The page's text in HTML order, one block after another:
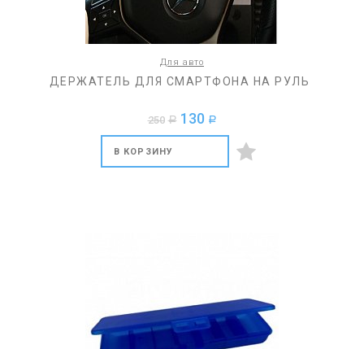
Для авто
ДЕРЖАТЕЛЬ ДЛЯ СМАРТФОНА НА РУЛЬ
250 a 130 a
В КОРЗИНУ